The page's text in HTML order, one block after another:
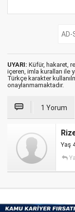
UYARI: Küfür, hakaret,
içeren, imla kuralları ile
Türkçe karakter
onaylanmamaktadır.
1 Yorum
Yaş